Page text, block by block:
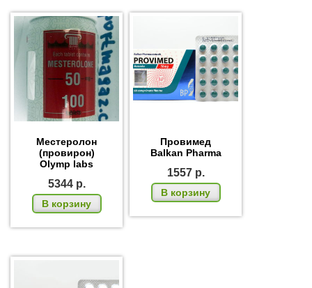
Местеролон
(провирон)
Olymp labs
5344 р.
В корзину
Провимед
Balkan Pharma
1557 р.
В корзину